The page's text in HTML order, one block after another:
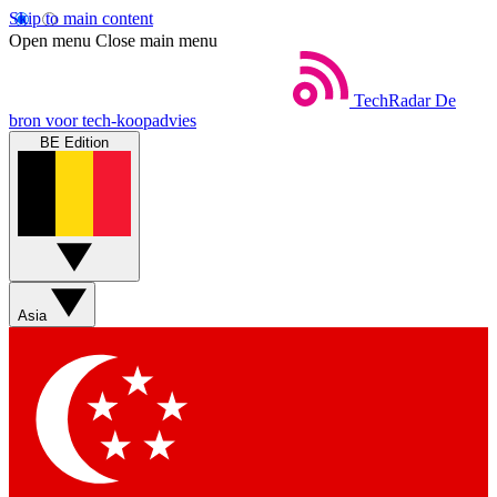
Skip to main content
Open menu Close main menu
TechRadar De
bron voor tech-koopadvies
BE Edition
Asia